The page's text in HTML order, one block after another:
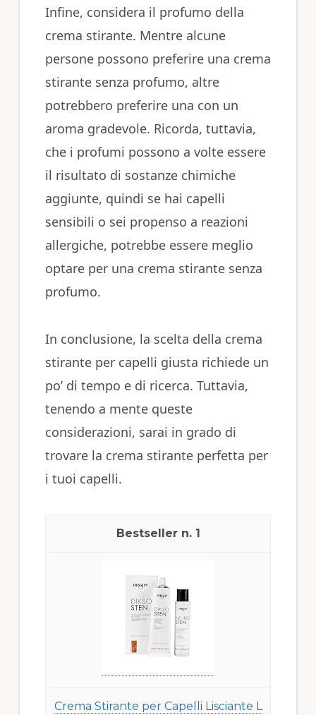
Infine, considera il profumo della
crema stirante. Mentre alcune
persone possono preferire una crema
stirante senza profumo, altre
potrebbero preferire una con un
aroma gradevole. Ricorda, tuttavia,
che i profumi possono a volte essere
il risultato di sostanze chimiche
aggiunte, quindi se hai capelli
sensibili o sei propenso a reazioni
allergiche, potrebbe essere meglio
optare per una crema stirante senza
profumo.
In conclusione, la scelta della crema
stirante per capelli giusta richiede un
po’ di tempo e di ricerca. Tuttavia,
tenendo a mente queste
considerazioni, sarai in grado di
trovare la crema stirante perfetta per
i tuoi capelli.
1
Crema Stirante per Capelli Lisciante L